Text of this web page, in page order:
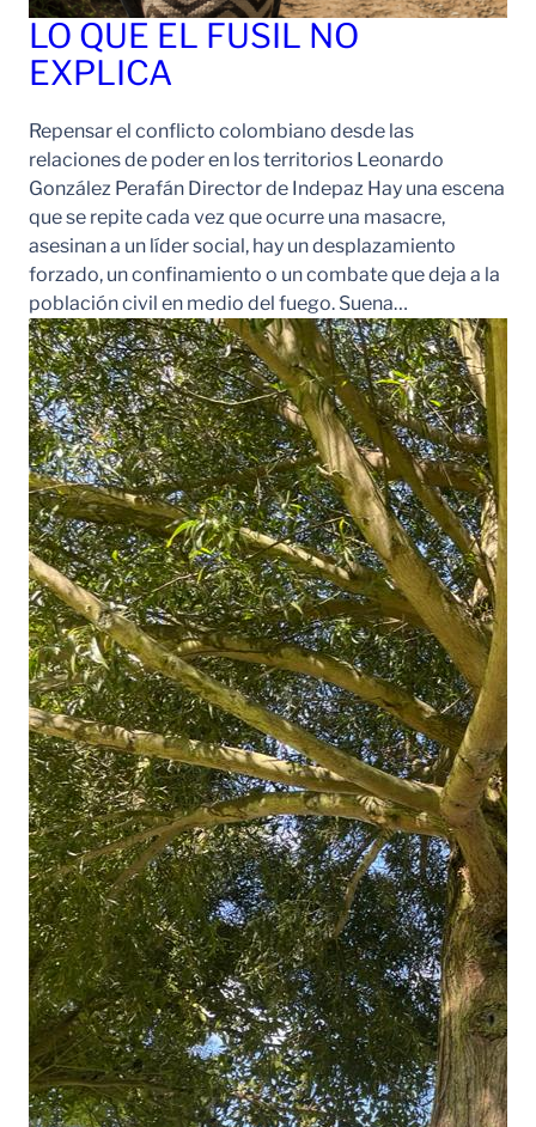
LO QUE EL FUSIL NO
EXPLICA
Repensar el conflicto colombiano desde las
relaciones de poder en los territorios Leonardo
González Perafán Director de Indepaz Hay una escena
que se repite cada vez que ocurre una masacre,
asesinan a un líder social, hay un desplazamiento
forzado, un confinamiento o un combate que deja a la
población civil en medio del fuego. Suena…